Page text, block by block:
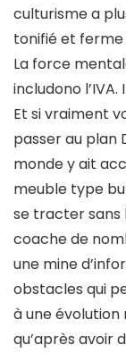
culturisme a
tonifié et ferme
La force
includono
Et si vraiment
passer au plan
monde y ait
meuble type
se tracter sans
coache de
une mine
obstacles qui
à une évolution
qu’après avoir